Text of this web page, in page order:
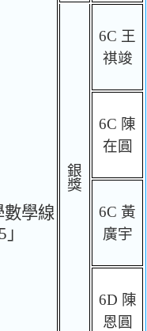
數學線
」
銀
獎
6C 王
祺竣
6C 陳
在圓
6C 黃
廣宇
6D 陳
恩圓